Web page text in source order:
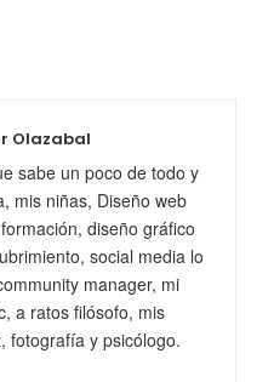
Olazabal
sabe un poco de todo y
mis niñas, Diseño web
diseño gráfico
social media lo
manager, mi
a ratos filósofo, mis
fotografía y psicólogo.